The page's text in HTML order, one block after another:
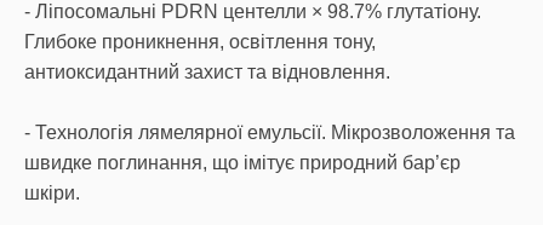
- Ліпосомальні PDRN центелли × 98.7% глутатіону.
Глибоке проникнення, освітлення тону,
антиоксидантний захист та відновлення.
- Технологія лямелярної емульсії. Мікрозволоження та
швидке поглинання, що імітує природний бар’єр
шкіри.